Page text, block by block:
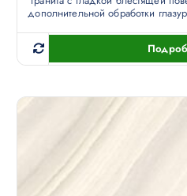
дополнительной обработки